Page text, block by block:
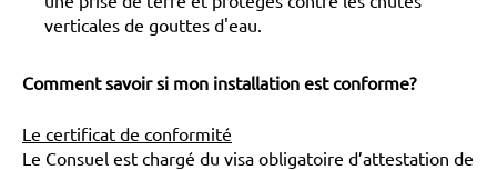
verticales de gouttes d'eau.
Comment savoir si mon installation est conforme?
Le certificat de conformité
Le Consuel est chargé du visa obligatoire d’attestation de